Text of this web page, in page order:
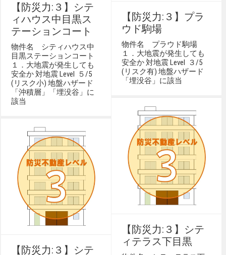
【防災力:３】シテ
ィハウス中目黒ス
テーションコート
物件名 シティハウス中
目黒ステーションコート
１．大地震が発生しても
安全か 対地震 Level ５/5
(リスク小) 地盤ハザード
「沖積層」「埋没谷」に
該当
【防災力:３】プラ
ウド駒場
物件名 プラウド駒場
１．大地震が発生しても
安全か 対地震 Level ３/5
(リスク有) 地盤ハザード
「埋没谷」に該当
【防災力:３】シテ
ィテラス下目黒
【防災力:３】シテ